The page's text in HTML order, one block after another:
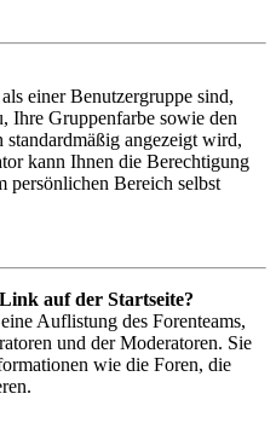
einer Benutzergruppe sind,
Ihre Gruppenfarbe sowie den
angezeigt wird,
kann Ihnen die Berechtigung
persönlichen Bereich selbst
auf der Startseite?
Auflistung des Forenteams,
und der Moderatoren. Sie
wie die Foren, die